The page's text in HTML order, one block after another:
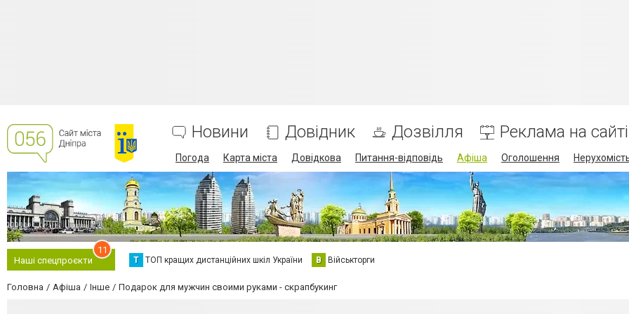
Новини Довідник Дозвілля Реклама на сайті
Погода Карта міста Довідкова Питання-відповідь Афіша Оголошення
Наші спецпроєкти
11
Т ТОП кращих дистанційних шкіл України В Військторги
Головна Афіша Інше Подарок для мужчин своими руками - скрапбукинг